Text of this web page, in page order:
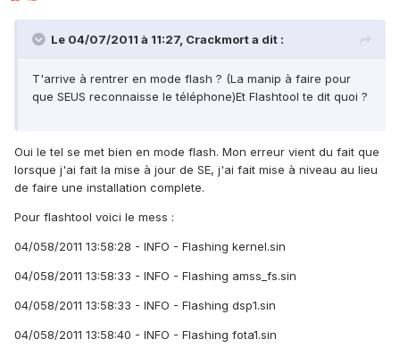
Le 04/07/2011 à 11:27, Crackmort a dit :
T'arrive à rentrer en mode flash ? (La manip à faire pour
que SEUS reconnaisse le téléphone)Et Flashtool te dit quoi ?
Oui le tel se met bien en mode flash. Mon erreur vient du fait que
lorsque j'ai fait la mise à jour de SE, j'ai fait mise à niveau au lieu
de faire une installation complete.
Pour flashtool voici le mess :
04/058/2011 13:58:28 - INFO - Flashing kernel.sin
04/058/2011 13:58:33 - INFO - Flashing amss_fs.sin
04/058/2011 13:58:33 - INFO - Flashing dsp1.sin
04/058/2011 13:58:40 - INFO - Flashing fota1.sin